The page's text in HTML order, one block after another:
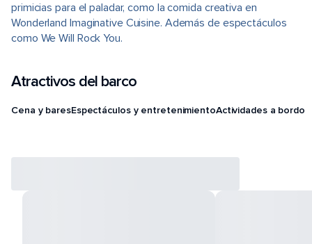
primicias para el paladar, como la comida creativa en
Wonderland Imaginative Cuisine. Además de espectáculos
como We Will Rock You.
Atractivos del barco
Cena y baresEspectáculos y entretenimientoActividades a bordo